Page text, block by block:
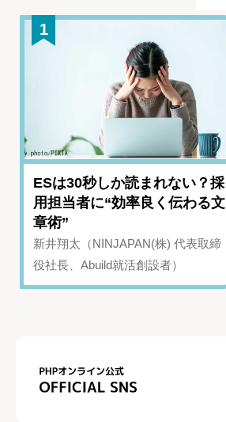
1
ESは30秒しか読まれない？採
用担当者に“効率良く伝わる文
章術”
新井翔太（NINJAPAN(株) 代表取締
役社長、Abuild就活創設者）